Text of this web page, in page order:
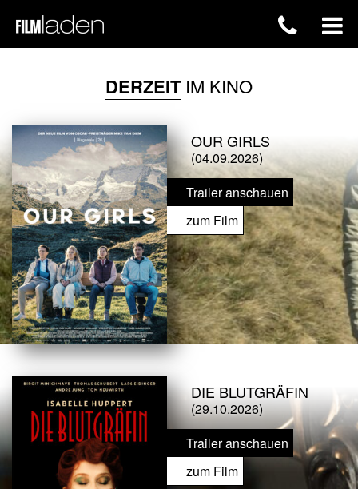
DERZEITIM KINO
OUR GIRLS
(04.09.2026)
Trailer anschauen
zum Film
DIE BLUTGRÄFIN
(29.10.2026)
Trailer anschauen
zum Film